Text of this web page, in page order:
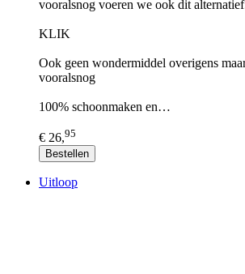
vooralsnog voeren we ook dit
KLIK
Ook geen wondermiddel overigens
vooralsnog
100% schoonmaken en…
€ 26,95
Bestellen
Uitloop